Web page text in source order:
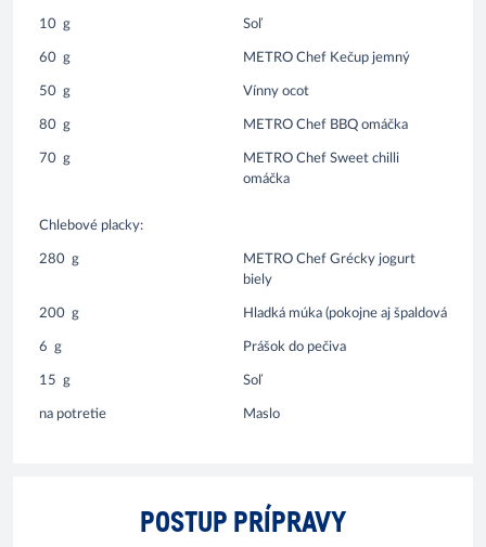
10 g Soľ
60 g METRO Chef Kečup jemný
50 g Vínny ocot
80 g METRO Chef BBQ omáčka
70 g
METRO Chef Sweet chilli
omáčka
Chlebové placky:
280 g
METRO Chef Grécky jogurt
biely
200 g Hladká múka (pokojne aj špaldová
6 g Prášok do pečiva
15 g Soľ
na potretie Maslo
POSTUP PRÍPRAVY